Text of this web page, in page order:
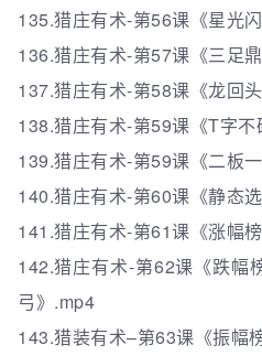
135.猎庄有术-第56课《星光
136.猎庄有术-第57课《三足
137.猎庄有术-第58课《龙回
138.猎庄有术-第59课《T字
139.猎庄有术-第59课《二板
140.猎庄有术-第60课《静态
141.猎庄有术-第61课《涨幅
142.猎庄有术-第62课《跌幅
弓》.mp4
143.猎装有术–第63课《振幅